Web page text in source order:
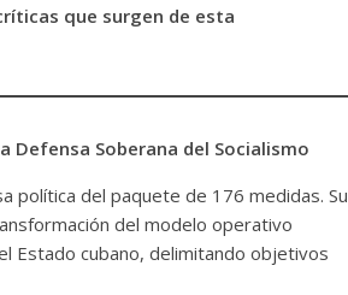
que surgen de esta
Defensa Soberana del Socialismo
política del paquete de 176 medidas. Su
del modelo operativo
Estado cubano, delimitando objetivos